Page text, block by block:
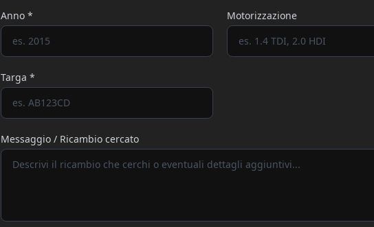
Anno * Motorizzazione
Targa *
Messaggio / Ricambio cercato